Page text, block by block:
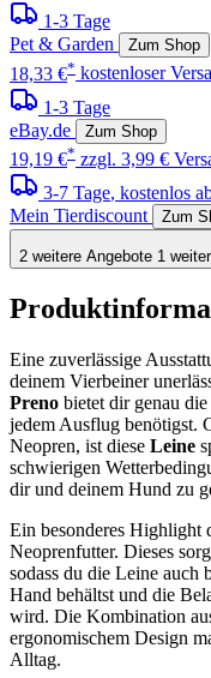
1-3 Tage
Pet & Garden
Zum Shop
18,33 €* kostenloser
1-3 Tage
eBay.de
Zum Shop
19,19 €* zzgl. 3,99 €
3-7 Tage, kostenlos
Mein Tierdiscount
Zum
2 weitere Angebote 1
Eine zuverlässige
deinem Vierbeiner
Preno bietet dir genau
jedem Ausflug benötigst.
Neopren, ist diese Leine
schwierigen
dir und deinem Hund zu
Ein besonderes Highlight
Neoprenfutter. Dieses
sodass du die Leine auch
Hand behältst und die
wird. Die Kombination
ergonomischem Design
Alltag.